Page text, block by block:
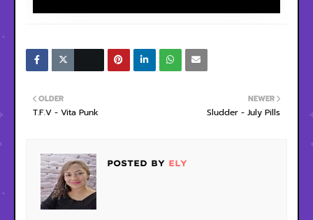
NEWER
Sludder - July Pills
OLDER
T.F.V - Vita Punk
POSTED BY ELY